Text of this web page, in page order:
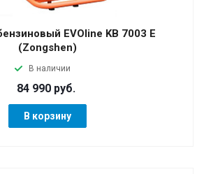
EVOline KB 7003 E
(Zongshen)
В наличии
84 990 руб.
В корзину